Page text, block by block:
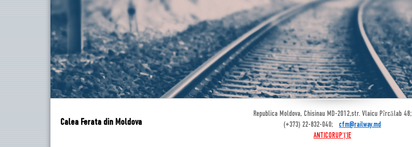
Calea Ferata din Moldova
Republica Moldova, Chisinau MD-2012,str. Vlaicu Pîrcălab 48;
(+373) 22-832-040; cfm@railway.md
ANTICORUPȚIE